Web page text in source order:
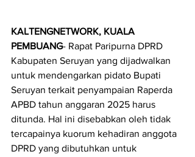
KALTENGNETWORK, KUALA
PEMBUANG- Rapat Paripurna DPRD
Kabupaten Seruyan yang dijadwalkan
untuk mendengarkan pidato Bupati
Seruyan terkait penyampaian Raperda
APBD tahun anggaran 2025 harus
ditunda. Hal ini disebabkan oleh tidak
tercapainya kuorum kehadiran anggota
DPRD yang dibutuhkan untuk